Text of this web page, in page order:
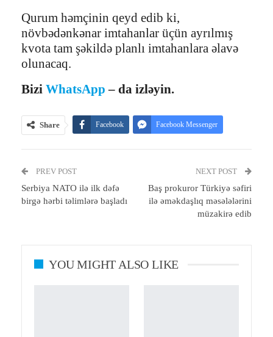
Qurum həmçinin qeyd edib ki,
növbədənkənar imtahanlar üçün ayrılmış
kvota tam şəkildə planlı imtahanlara əlavə
olunacaq.
Bizi WhatsApp – da izləyin.
Share Facebook Facebook Messenger
Email
PREV POST
Serbiya NATO ilə ilk dəfə
birgə hərbi təlimlərə başladı
NEXT POST
Baş prokuror Türkiyə səfiri
ilə əməkdaşlıq məsələlərini
müzakirə edib
YOU MIGHT ALSO LIKE